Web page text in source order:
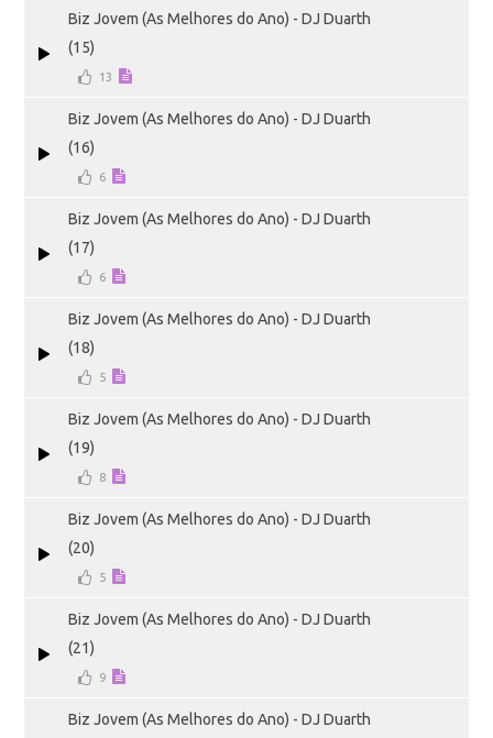
Biz Jovem (As Melhores do Ano) - DJ Duarth
(15)
13
Biz Jovem (As Melhores do Ano) - DJ Duarth
(16)
6
Biz Jovem (As Melhores do Ano) - DJ Duarth
(17)
6
Biz Jovem (As Melhores do Ano) - DJ Duarth
(18)
5
Biz Jovem (As Melhores do Ano) - DJ Duarth
(19)
8
Biz Jovem (As Melhores do Ano) - DJ Duarth
(20)
5
Biz Jovem (As Melhores do Ano) - DJ Duarth
(21)
9
Biz Jovem (As Melhores do Ano) - DJ Duarth